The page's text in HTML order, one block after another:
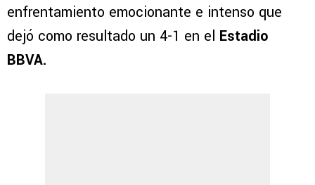
enfrentamiento emocionante e intenso que
dejó como resultado un 4-1 en el Estadio
BBVA.